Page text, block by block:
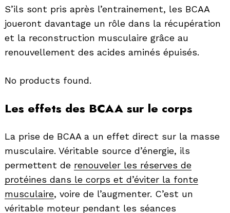
S’ils sont pris après l’entrainement, les BCAA
joueront davantage un rôle dans la récupération
et la reconstruction musculaire grâce au
renouvellement des acides aminés épuisés.
No products found.
Les effets des BCAA sur le corps
La prise de BCAA a un effet direct sur la masse
musculaire. Véritable source d’énergie, ils
permettent de renouveler les réserves de
protéines dans le corps et d’éviter la fonte
musculaire, voire de l’augmenter. C’est un
véritable moteur pendant les séances